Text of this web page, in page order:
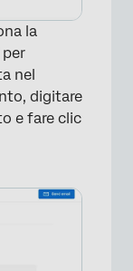
la
per
nel
digitare
e fare clic